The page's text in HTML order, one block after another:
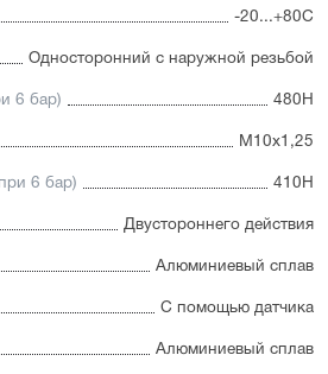
стали, подходит
(PU) с возможностью
А также дополнительное
высокую устойчивость
-20...+80С
Односторонний с наружной резьбой
6 бар) 480Н
М10х1,25
6 бар) 410Н
Двустороннего действия
Алюминиевый сплав
С помощью датчика
Алюминиевый сплав